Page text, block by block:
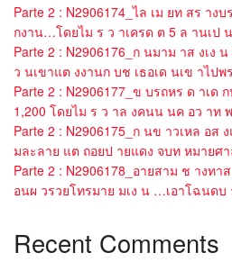
Parte 2 : N2906174_ไล เม ยท สร าง
กงาน…โดยไม ร ว าเครด ต 5 ล านเป
Parte 2 : N2906176_ก นมาม าส งเง
ว นเขาแต งงานก บช เธอเด นเข าไป
Parte 2 : N2906177_ข บรถหร ด าเด
1,200 โดยไม ร ว าล งคนน นค อว าท
Parte 2 : N2906175_ก นข าวเหล อส
มละลาย แต ถอยป ายแดง จบท หมายศ
Parte 2 : N2906178_อายสาม ช างท
อนผ วรวยโทรมาย มเง น …เอาโฉนดบ
Recent Comments